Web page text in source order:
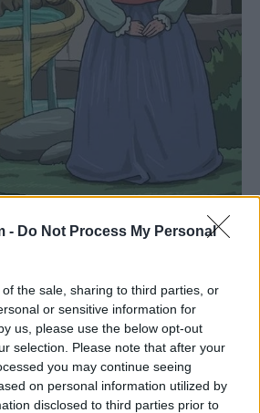
- Do Not Process My Personal
the sale, sharing to third parties, or
or sensitive information for
us, please use the below opt-out
selection. Please note that after your
you may continue seeing
on personal information utilized by
disclosed to third parties prior to
ψευδαίσθησης